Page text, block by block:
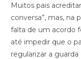
Muitos pais
conversa”, mas, na
falta de um acordo
até impedir que o
regularizar a